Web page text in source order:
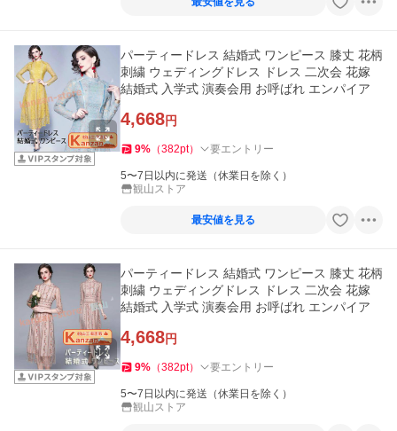
パーティードレス 結婚式 ワンピース 膝丈 花柄
刺繍 ウェディングドレス ドレス 二次会 花嫁
結婚式 入学式 演奏会用 お呼ばれ エンパイア
4,668円
9% （382pt） 要エントリー
5〜7日以内に発送（休業日を除く）
観山ストア
最安値を見る
パーティードレス 結婚式 ワンピース 膝丈 花柄
刺繍 ウェディングドレス ドレス 二次会 花嫁
結婚式 入学式 演奏会用 お呼ばれ エンパイア
4,668円
9% （382pt） 要エントリー
5〜7日以内に発送（休業日を除く）
観山ストア